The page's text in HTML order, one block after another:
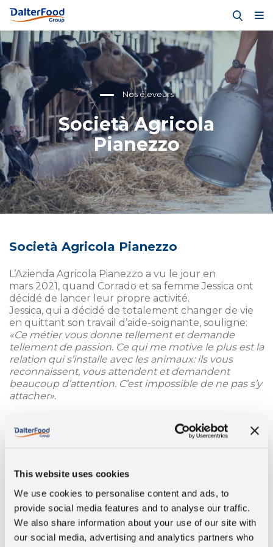
This website uses cookies
We use cookies to personalise content and ads, to
provide social media features and to analyse our traffic.
We also share information about your use of our site with
our social media, advertising and analytics partners who
Società Agricola
Pianezzo
Nos éleveurs
Società Agricola Pianezzo
L’Azienda Agricola Pianezzo a vu le jour en
mars 2021, quand Corrado et sa femme Jessica ont
décidé de lancer leur propre activité.
Jessica, qui a décidé de totalement changer de vie
en quittant son travail d’aide-soignante, souligne:
«Ce métier vous donne tellement et demande
tellement de passion. Ce qui me motive le plus est la
relation qui s’installe avec les animaux: ils vous
reconnaissent, vous attendent et demandent
beaucoup d’attention. C’est impossible de ne pas s’y
attacher».
Le bien-être des animaux passe avant tout : des
ventilateurs ont été installés et un grand enclos a
s’abreuver sous un abri.
La collaboration constante avec un vétérinaire et un
spécialiste en nutrition a pour objectif de toujours
apporter les meilleurs soins aux animaux, en veillant
à leur plus grand confort.
Un an et demi après sa création, l’entreprise agricole